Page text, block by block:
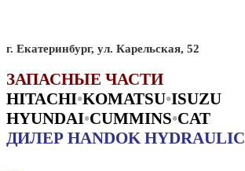
г. Екатеринбург, ул. Карельская, 52
ЗАПАСНЫЕ ЧАСТИ
HITACHI•KOMATSU•ISUZU
HYUNDAI•CUMMINS•CAT
ДИЛЕР HANDOK HYDRAULIC